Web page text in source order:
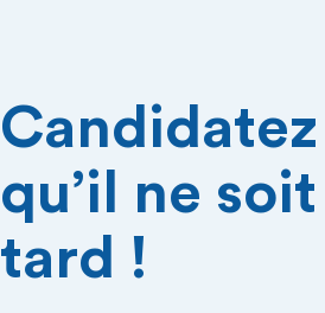
qu’il ne
tard !